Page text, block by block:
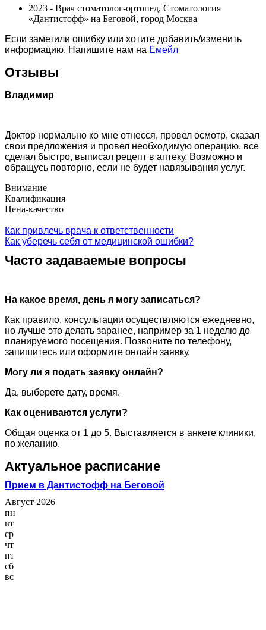
2023 - Врач стоматолог-ортопед, Стоматология
«Дантистофф» на Беговой, город Москва
Если заметили ошибку или хотите добавить/изменить
информацию. Напишите нам на Емейл
Отзывы
Владимир
Доктор нормально ко мне отнесся, провел осмотр, сказал
свои предложения и провел необходимую операцию. все
сделал быстро, выписал рецепт в аптеку. Возможно и
обращусь повторно, если не будет навязывания услуг.
Внимание
Квалификация
Цена-качество
Как привлечь врача к ответственности
Как уберечь себя от медицинской ошибки?
Часто задаваемые вопросы
На какое время, день я могу записаться?
Как правило, консультации осуществляются ежедневно,
но лучше это делать заранее, например за 1 неделю до
планируемого посещения. Позвоните по телефону,
запишитесь или оформите онлайн заявку.
Могу ли я подать заявку онлайн?
Да, выберете дату, время.
Как оцениваются услуги?
Общая оценка от 1 до 5. Выставляется в анкете клиники,
по желанию.
Актуальное расписание
Прием в Дантистофф на Беговой
Август 2026
пн
вт
ср
чт
пт
сб
вс